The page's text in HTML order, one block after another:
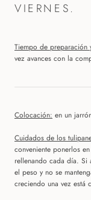
VIERNES.
Tiempo de preparación
vez avances con la
Colocación: en un
Cuidados de los
conveniente ponerlos
rellenando cada día. Si
el peso y no se
creciendo una vez está